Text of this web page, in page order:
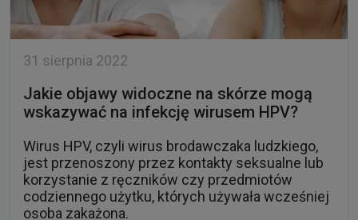
31 sierpnia 2022
Jakie objawy widoczne na skórze mogą
wskazywać na infekcję wirusem HPV?
Wirus HPV, czyli wirus brodawczaka ludzkiego,
jest przenoszony przez kontakty seksualne lub
codziennego użytku, których używała wcześniej
osoba zakażona.
Czytaj dalej